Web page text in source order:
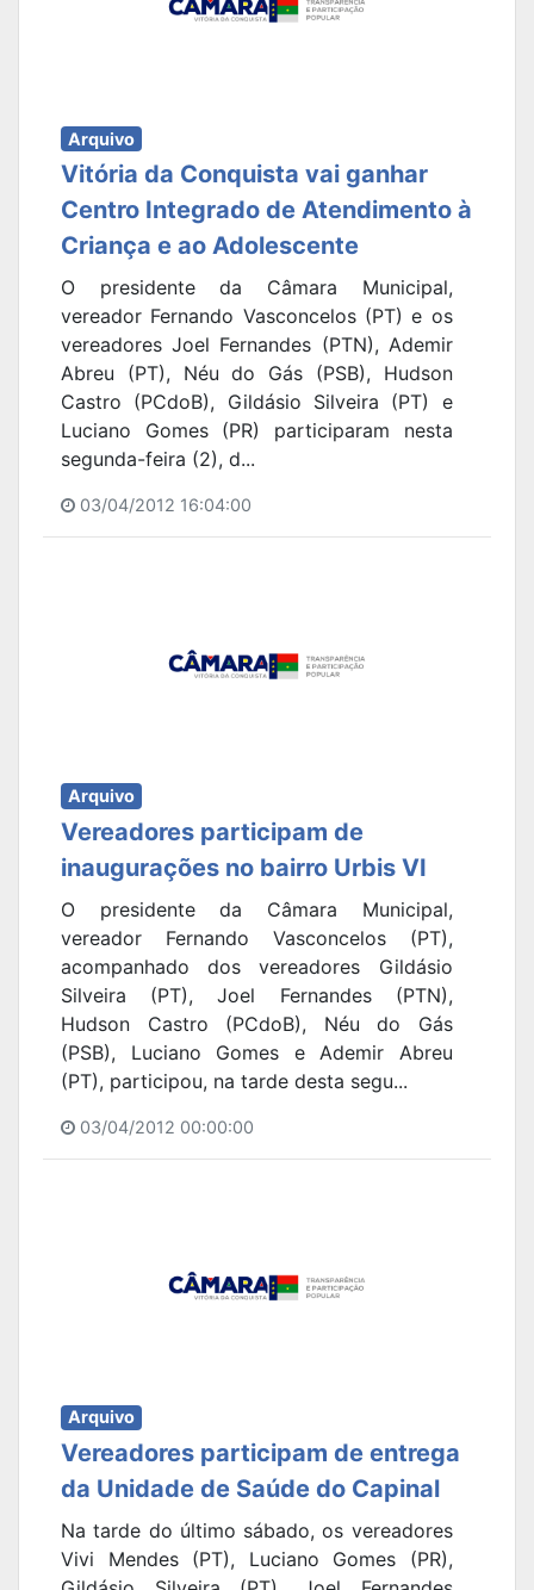
Arquivo
Vitória da Conquista vai ganhar
Centro Integrado de Atendimento à
Criança e ao Adolescente
O presidente da Câmara Municipal,
vereador Fernando Vasconcelos (PT) e os
vereadores Joel Fernandes (PTN), Ademir
Abreu (PT), Néu do Gás (PSB), Hudson
Castro (PCdoB), Gildásio Silveira (PT) e
Luciano Gomes (PR) participaram nesta
segunda-feira (2), d...
03/04/2012 16:04:00
Arquivo
Vereadores participam de
inaugurações no bairro Urbis VI
O presidente da Câmara Municipal,
vereador Fernando Vasconcelos (PT),
acompanhado dos vereadores Gildásio
Silveira (PT), Joel Fernandes (PTN),
Hudson Castro (PCdoB), Néu do Gás
(PSB), Luciano Gomes e Ademir Abreu
(PT), participou, na tarde desta segu...
03/04/2012 00:00:00
Arquivo
Vereadores participam de entrega
da Unidade de Saúde do Capinal
Na tarde do último sábado, os vereadores
Vivi Mendes (PT), Luciano Gomes (PR),